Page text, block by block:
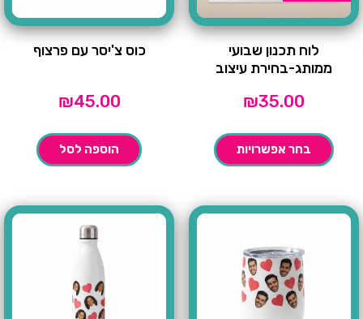
לוח תכנון שבועי
ממותג-בחירת עיצוב
₪35.00
בחר אפשרויות
כוס צ'יסר עם פרצוף
₪45.00
הוספה לסל